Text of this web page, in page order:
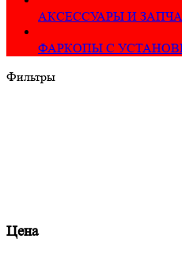
АКСЕССУАРЫ И
ФАРКОПЫ С
Фильтры
Цена